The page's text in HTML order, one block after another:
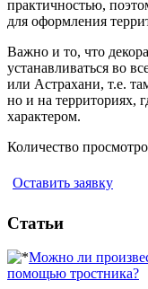
практичностью,
для оформления
Важно и то, что
устанавливаться во
или Астрахани, т.е.
но и на территориях,
характером.
Количество
Оставить заявку
Статьи
Можно ли
помощью тростника?